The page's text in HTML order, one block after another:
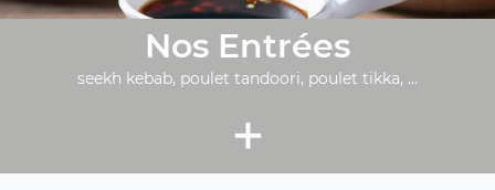
Nos Entrées
seekh kebab, poulet tandoori, poulet tikka, ...
+